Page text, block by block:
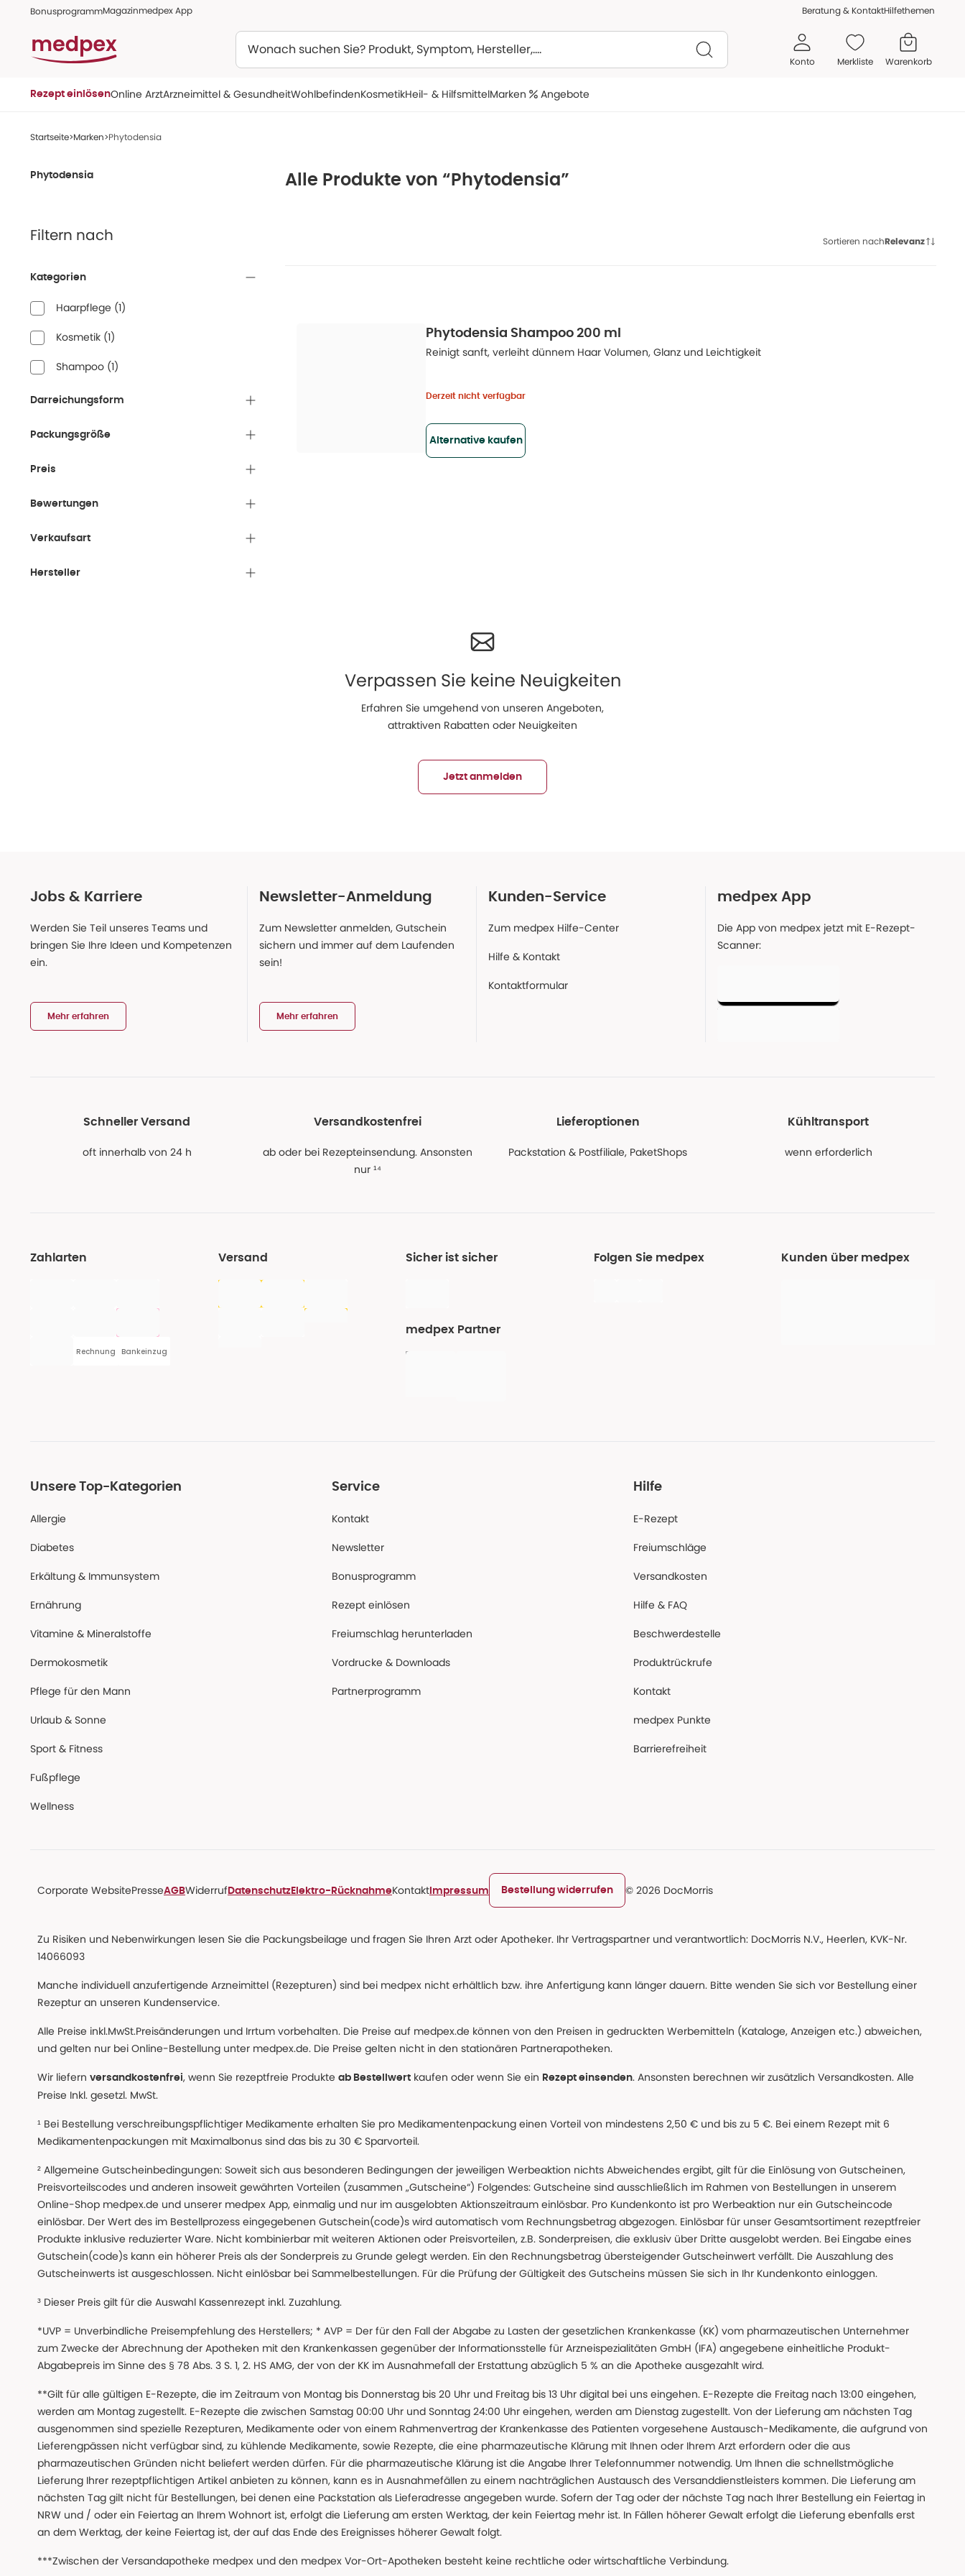
BonusprogrammMagazinmedpex App Beratung & KontaktHilfethemen
Konto Merkliste Warenkorb
Rezept einlösenOnline ArztArzneimittel & GesundheitWohlbefindenKosmetikHeil- & HilfsmittelMarken Angebote
Startseite Marken Phytodensia
Alle Produkte von “Phytodensia”
Phytodensia
Filtern nach
Kategorien
Haarpflege (1)
Kosmetik (1)
Shampoo (1)
Darreichungsform
Packungsgröße
Preis
Bewertungen
Verkaufsart
Hersteller
Sortieren nachRelevanz
Phytodensia Shampoo 200 ml
Reinigt sanft, verleiht dünnem Haar Volumen, Glanz und Leichtigkeit
Derzeit nicht verfügbar
Alternative kaufen
Verpassen Sie keine Neuigkeiten
Erfahren Sie umgehend von unseren Angeboten,
attraktiven Rabatten oder Neuigkeiten
Jetzt anmelden
Jobs & Karriere
Werden Sie Teil unseres Teams und
bringen Sie Ihre Ideen und Kompetenzen
ein.
Mehr erfahren
Newsletter-Anmeldung
Zum Newsletter anmelden, Gutschein
sichern und immer auf dem Laufenden
sein!
Mehr erfahren
Kunden-Service
Zum medpex Hilfe-Center
Hilfe & Kontakt
Kontaktformular
medpex App
Die App von medpex jetzt mit E-Rezept-
Scanner:
Schneller Versand
oft innerhalb von 24 h
Versandkostenfrei
ab oder bei Rezepteinsendung. Ansonsten
nur ¹⁴
Lieferoptionen
Packstation & Postfiliale, PaketShops
Kühltransport
wenn erforderlich
Zahlarten
Rechnung Bankeinzug
Versand Sicher ist sicher
medpex Partner
Folgen Sie medpex Kunden über medpex
Unsere Top-Kategorien
Allergie
Diabetes
Erkältung & Immunsystem
Ernährung
Vitamine & Mineralstoffe
Dermokosmetik
Pflege für den Mann
Urlaub & Sonne
Sport & Fitness
Fußpflege
Wellness
Service
Kontakt
Newsletter
Bonusprogramm
Rezept einlösen
Freiumschlag herunterladen
Vordrucke & Downloads
Partnerprogramm
Hilfe
E-Rezept
Freiumschläge
Versandkosten
Hilfe & FAQ
Beschwerdestelle
Produktrückrufe
Kontakt
medpex Punkte
Barrierefreiheit
Corporate WebsitePresseAGBWiderruf Datenschutz Elektro-RücknahmeKontakt Impressum Bestellung widerrufen © 2026 DocMorris
Zu Risiken und Nebenwirkungen lesen Sie die Packungsbeilage und fragen Sie Ihren Arzt oder Apotheker. Ihr Vertragspartner und verantwortlich: DocMorris N.V., Heerlen, KVK-Nr.
14066093
Manche individuell anzufertigende Arzneimittel (Rezepturen) sind bei medpex nicht erhältlich bzw. ihre Anfertigung kann länger dauern. Bitte wenden Sie sich vor Bestellung einer
Rezeptur an unseren Kundenservice.
Alle Preise inkl.MwSt.Preisänderungen und Irrtum vorbehalten. Die Preise auf medpex.de können von den Preisen in gedruckten Werbemitteln (Kataloge, Anzeigen etc.) abweichen,
und gelten nur bei Online-Bestellung unter medpex.de. Die Preise gelten nicht in den stationären Partnerapotheken.
Wir liefern versandkostenfrei, wenn Sie rezeptfreie Produkte ab Bestellwert kaufen oder wenn Sie ein Rezept einsenden. Ansonsten berechnen wir zusätzlich Versandkosten. Alle
Preise Inkl. gesetzl. MwSt.
¹ Bei Bestellung verschreibungspflichtiger Medikamente erhalten Sie pro Medikamentenpackung einen Vorteil von mindestens 2,50 € und bis zu 5 €. Bei einem Rezept mit 6
Medikamentenpackungen mit Maximalbonus sind das bis zu 30 € Sparvorteil.
² Allgemeine Gutscheinbedingungen: Soweit sich aus besonderen Bedingungen der jeweiligen Werbeaktion nichts Abweichendes ergibt, gilt für die Einlösung von Gutscheinen,
Preisvorteilscodes und anderen insoweit gewährten Vorteilen (zusammen „Gutscheine“) Folgendes: Gutscheine sind ausschließlich im Rahmen von Bestellungen in unserem
Online-Shop medpex.de und unserer medpex App, einmalig und nur im ausgelobten Aktionszeitraum einlösbar. Pro Kundenkonto ist pro Werbeaktion nur ein Gutscheincode
einlösbar. Der Wert des im Bestellprozess eingegebenen Gutschein(code)s wird automatisch vom Rechnungsbetrag abgezogen. Einlösbar für unser Gesamtsortiment rezeptfreier
Produkte inklusive reduzierter Ware. Nicht kombinierbar mit weiteren Aktionen oder Preisvorteilen, z.B. Sonderpreisen, die exklusiv über Dritte ausgelobt werden. Bei Eingabe eines
Gutschein(code)s kann ein höherer Preis als der Sonderpreis zu Grunde gelegt werden. Ein den Rechnungsbetrag übersteigender Gutscheinwert verfällt. Die Auszahlung des
Gutscheinwerts ist ausgeschlossen. Nicht einlösbar bei Sammelbestellungen. Für die Prüfung der Gültigkeit des Gutscheins müssen Sie sich in Ihr Kundenkonto einloggen.
³ Dieser Preis gilt für die Auswahl Kassenrezept inkl. Zuzahlung.
*UVP = Unverbindliche Preisempfehlung des Herstellers; * AVP = Der für den Fall der Abgabe zu Lasten der gesetzlichen Krankenkasse (KK) vom pharmazeutischen Unternehmer
zum Zwecke der Abrechnung der Apotheken mit den Krankenkassen gegenüber der Informationsstelle für Arzneispezialitäten GmbH (IFA) angegebene einheitliche Produkt-
Abgabepreis im Sinne des § 78 Abs. 3 S. 1, 2. HS AMG, der von der KK im Ausnahmefall der Erstattung abzüglich 5 % an die Apotheke ausgezahlt wird.
**Gilt für alle gültigen E-Rezepte, die im Zeitraum von Montag bis Donnerstag bis 20 Uhr und Freitag bis 13 Uhr digital bei uns eingehen. E-Rezepte die Freitag nach 13:00 eingehen,
werden am Montag zugestellt. E-Rezepte die zwischen Samstag 00:00 Uhr und Sonntag 24:00 Uhr eingehen, werden am Dienstag zugestellt. Von der Lieferung am nächsten Tag
ausgenommen sind spezielle Rezepturen, Medikamente oder von einem Rahmenvertrag der Krankenkasse des Patienten vorgesehene Austausch-Medikamente, die aufgrund von
Lieferengpässen nicht verfügbar sind, zu kühlende Medikamente, sowie Rezepte, die eine pharmazeutische Klärung mit Ihnen oder Ihrem Arzt erfordern oder die aus
pharmazeutischen Gründen nicht beliefert werden dürfen. Für die pharmazeutische Klärung ist die Angabe Ihrer Telefonnummer notwendig. Um Ihnen die schnellstmögliche
Lieferung Ihrer rezeptpflichtigen Artikel anbieten zu können, kann es in Ausnahmefällen zu einem nachträglichen Austausch des Versanddienstleisters kommen. Die Lieferung am
nächsten Tag gilt nicht für Bestellungen, bei denen eine Packstation als Lieferadresse angegeben wurde. Sofern der Tag oder der nächste Tag nach Ihrer Bestellung ein Feiertag in
NRW und / oder ein Feiertag an Ihrem Wohnort ist, erfolgt die Lieferung am ersten Werktag, der kein Feiertag mehr ist. In Fällen höherer Gewalt erfolgt die Lieferung ebenfalls erst
an dem Werktag, der keine Feiertag ist, der auf das Ende des Ereignisses höherer Gewalt folgt.
***Zwischen der Versandapotheke medpex und den medpex Vor-Ort-Apotheken besteht keine rechtliche oder wirtschaftliche Verbindung.